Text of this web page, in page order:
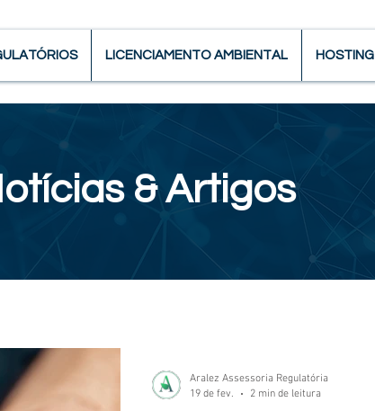
LICENCIAMENTO AMBIENTAL
& Artigos
Aralez Assessoria Regulatória
19 de fev.
2 min de leitura